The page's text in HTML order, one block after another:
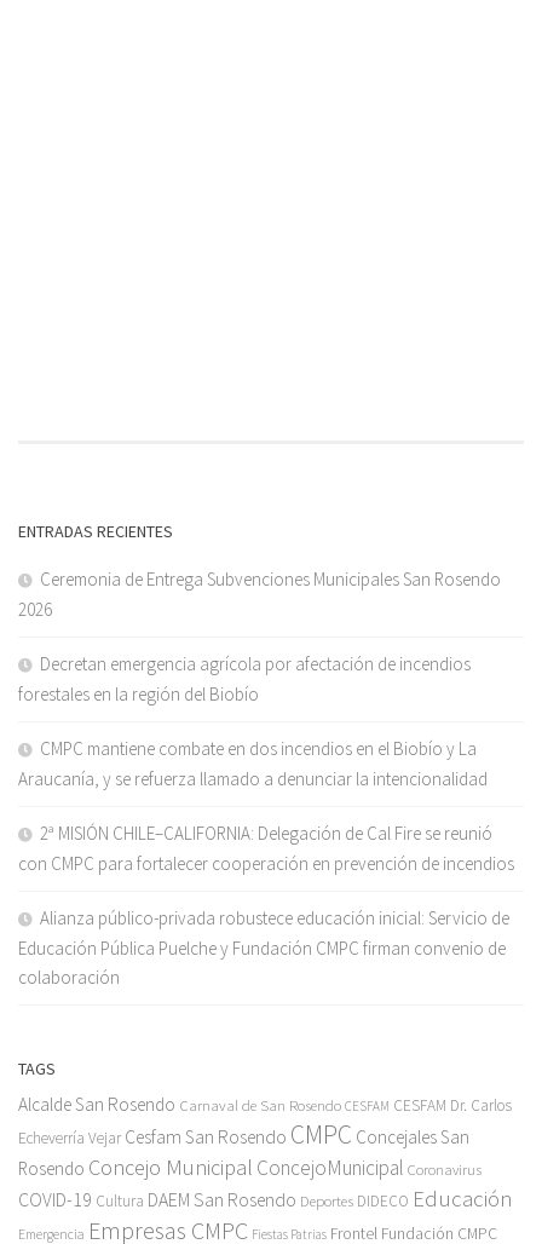
ENTRADAS RECIENTES
Ceremonia de Entrega Subvenciones Municipales San Rosendo
2026
Decretan emergencia agrícola por afectación de incendios
forestales en la región del Biobío
CMPC mantiene combate en dos incendios en el Biobío y La
Araucanía, y se refuerza llamado a denunciar la intencionalidad
2ª MISIÓN CHILE–CALIFORNIA: Delegación de Cal Fire se reunió
con CMPC para fortalecer cooperación en prevención de incendios
Alianza público-privada robustece educación inicial: Servicio de
Educación Pública Puelche y Fundación CMPC firman convenio de
colaboración
TAGS
Alcalde San Rosendo Carnaval de San Rosendo CESFAM CESFAM Dr. Carlos
Echeverría Vejar Cesfam San Rosendo CMPC Concejales San
Rosendo Concejo Municipal ConcejoMunicipal Coronavirus
COVID-19 Cultura DAEM San Rosendo Deportes DIDECO Educación
Emergencia Empresas CMPC Fiestas Patrias Frontel Fundación CMPC